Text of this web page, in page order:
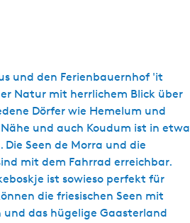
und den Ferienbauernhof 'it
Natur mit herrlichem Blick über
Dörfer wie Hemelum und
und auch Koudum ist in etwa
Seen de Morra und die
mit dem Fahrrad erreichbar.
ist sowieso perfekt für
die friesischen Seen mit
das hügelige Gaasterland